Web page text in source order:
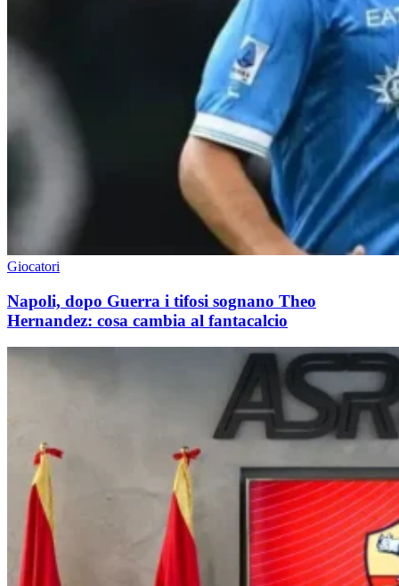
Giocatori
Napoli, dopo Guerra i tifosi sognano Theo
Hernandez: cosa cambia al fantacalcio